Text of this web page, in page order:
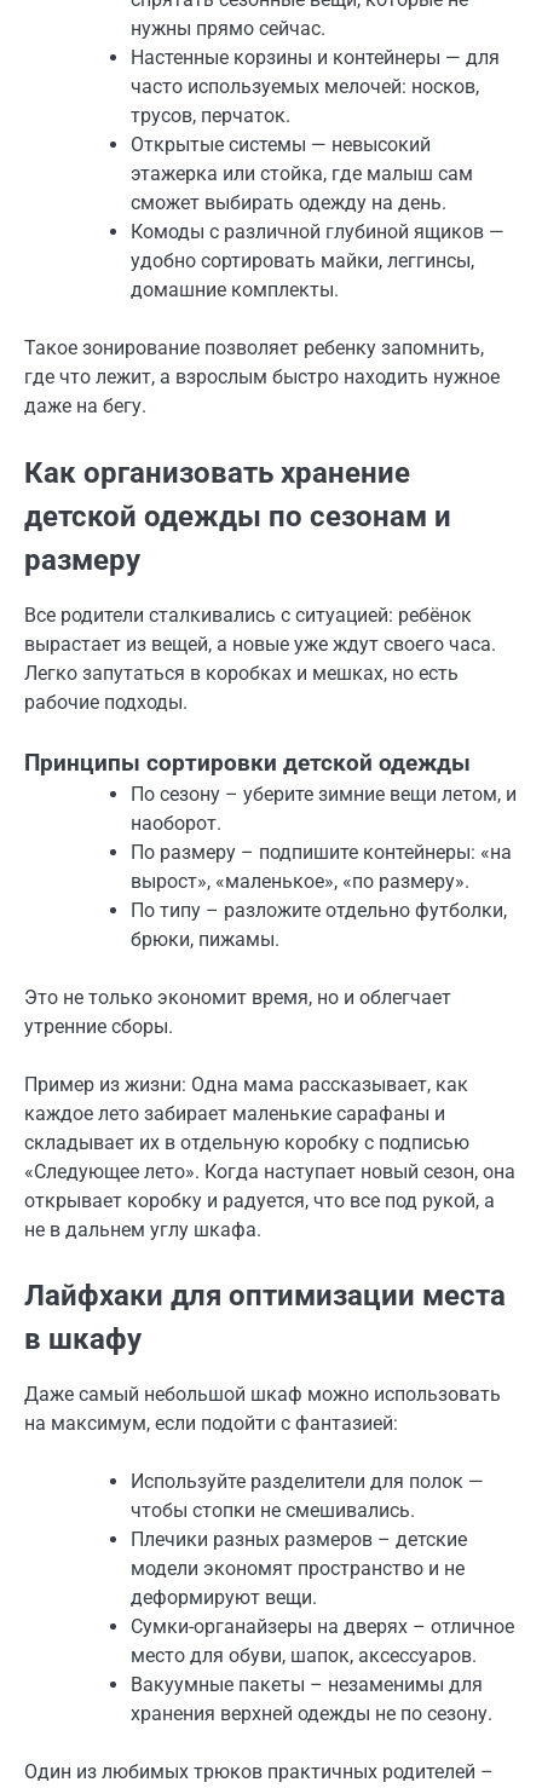
нужны прямо сейчас.
Настенные корзины и контейнеры — для
часто используемых мелочей: носков,
трусов, перчаток.
Открытые системы — невысокий
этажерка или стойка, где малыш сам
сможет выбирать одежду на день.
Комоды с различной глубиной ящиков —
удобно сортировать майки, леггинсы,
домашние комплекты.
Такое зонирование позволяет ребенку запомнить,
где что лежит, а взрослым быстро находить нужное
даже на бегу.
Как организовать хранение
детской одежды по сезонам и
размеру
Все родители сталкивались с ситуацией: ребёнок
вырастает из вещей, а новые уже ждут своего часа.
Легко запутаться в коробках и мешках, но есть
рабочие подходы.
Принципы сортировки детской одежды
По сезону – уберите зимние вещи летом, и
наоборот.
По размеру – подпишите контейнеры: «на
вырост», «маленькое», «по размеру».
По типу – разложите отдельно футболки,
брюки, пижамы.
Это не только экономит время, но и облегчает
утренние сборы.
Пример из жизни: Одна мама рассказывает, как
каждое лето забирает маленькие сарафаны и
складывает их в отдельную коробку с подписью
«Следующее лето». Когда наступает новый сезон, она
открывает коробку и радуется, что все под рукой, а
не в дальнем углу шкафа.
Лайфхаки для оптимизации места
в шкафу
Даже самый небольшой шкаф можно использовать
на максимум, если подойти с фантазией:
Используйте разделители для полок —
чтобы стопки не смешивались.
Плечики разных размеров – детские
модели экономят пространство и не
деформируют вещи.
Сумки-органайзеры на дверях – отличное
место для обуви, шапок, аксессуаров.
Вакуумные пакеты – незаменимы для
хранения верхней одежды не по сезону.
Один из любимых трюков практичных родителей –